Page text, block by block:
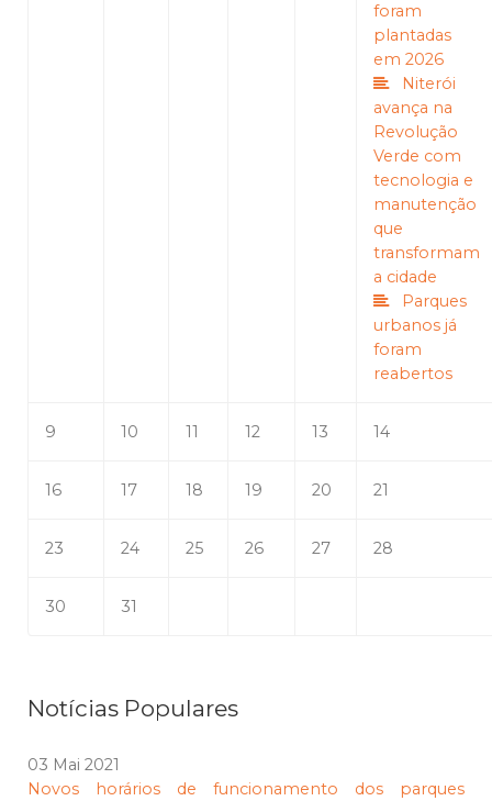
foram
plantadas
em 2026
Niterói
avança na
Revolução
Verde com
tecnologia e
manutenção
que
transformam
a cidade
Parques
urbanos já
foram
reabertos
9 10 11 12 13 14
16 17 18 19 20 21
23 24 25 26 27 28
30 31
Notícias Populares
03 Mai 2021
Novos horários de funcionamento dos parques